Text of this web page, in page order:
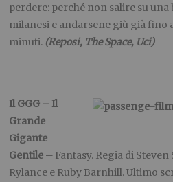
perdere: perché non salire su
milanesi e andarsene giù già fino
minuti. (Reposi, The Space, Uci)
Il GGG – Il
Grande
Gigante
Gentile – Fantasy. Regia di
Rylance e Ruby Barnhill. Ultimo